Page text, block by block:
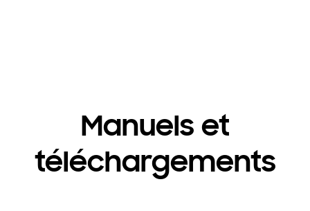
Manuels et
téléchargements